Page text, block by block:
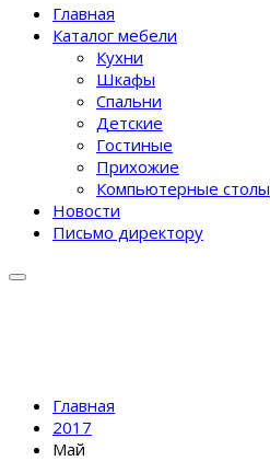
Главная
Каталог мебели
Кухни
Шкафы
Спальни
Детские
Гостиные
Прихожие
Компьютерные столы
Новости
Письмо директору
Главная
2017
Май